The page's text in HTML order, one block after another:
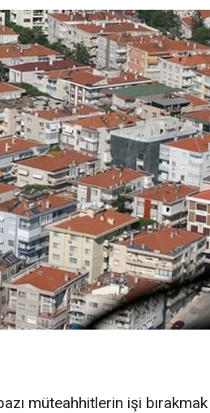
müteahhitlerin işi bırakmak